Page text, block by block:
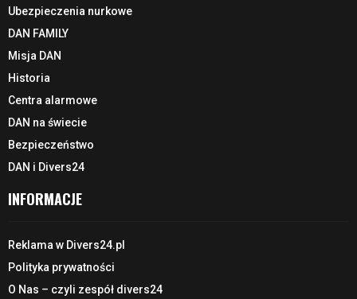
Ubezpieczenia nurkowe
DAN FAMILY
Misja DAN
Historia
Centra alarmowe
DAN na świecie
Bezpieczeństwo
DAN i Divers24
INFORMACJE
Reklama w Divers24.pl
Polityka prywatności
O Nas – czyli zespół divers24